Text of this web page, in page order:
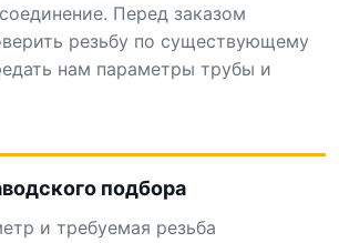
Перед заказом
резьбу по существующему
нам параметры трубы и
подбора
и требуемая резьба